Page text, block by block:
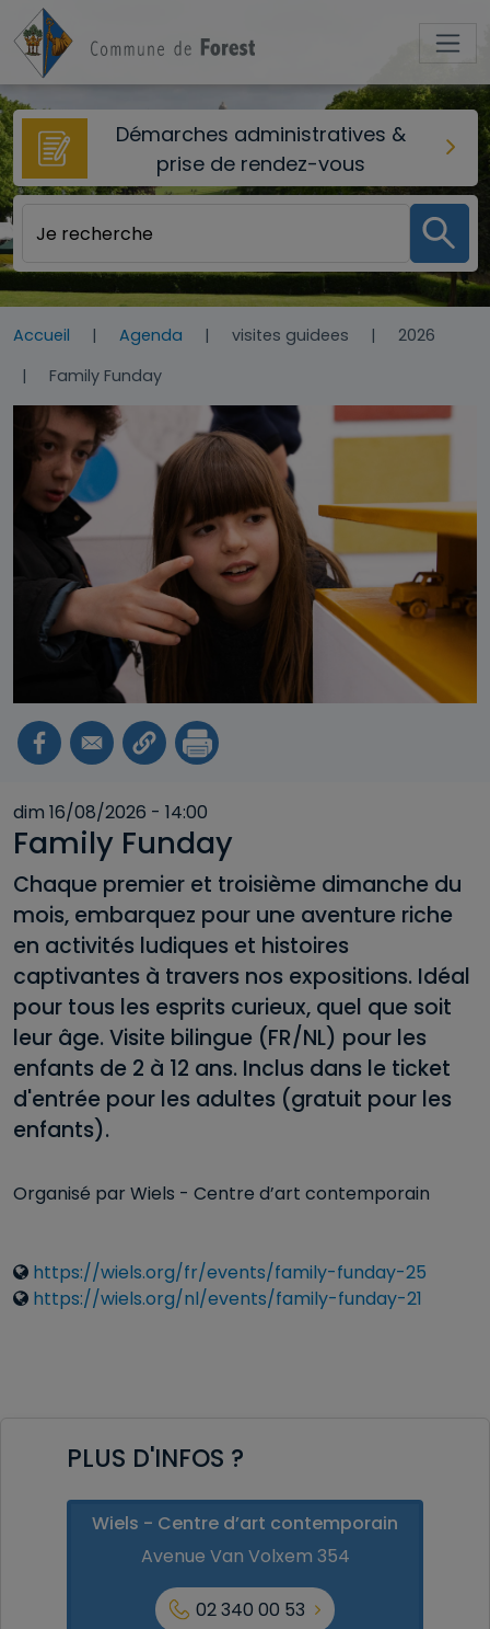
Aller au contenu principal
Démarches administratives &
prise de rendez-vous
Accueil Agenda visites guidees
2026
Family Funday
dim 16/08/2026 - 14:00
Family Funday
Chaque premier et troisième dimanche du
mois, embarquez pour une aventure riche
en activités ludiques et histoires
captivantes à travers nos expositions. Idéal
pour tous les esprits curieux, quel que soit
leur âge. Visite bilingue (FR/NL) pour les
enfants de 2 à 12 ans. Inclus dans le ticket
d'entrée pour les adultes (gratuit pour les
enfants).
Organisé par Wiels - Centre d’art contemporain
Lienshttps://wiels.org/fr/events/family-funday-25
https://wiels.org/nl/events/family-funday-21
PLUS D'INFOS ?
Wiels - Centre d’art contemporain
Avenue Van Volxem 354
02 340 00 53